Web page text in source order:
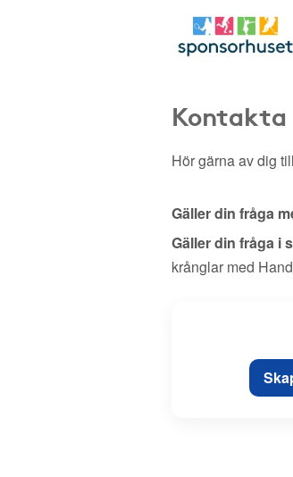
Kontakta
Hör gärna av dig
Gäller din fråga
Gäller din fråga i
krånglar med